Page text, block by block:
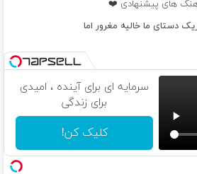
های پیشنهادی ❤️
دستای ما خالیه مغرور اما
سرمایه ای برای آینده ، امیدی
برای زندگی
کلیک کن!